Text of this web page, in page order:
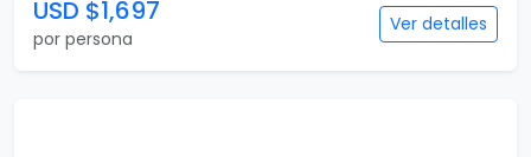
USD $1,697
por persona
Ver detalles